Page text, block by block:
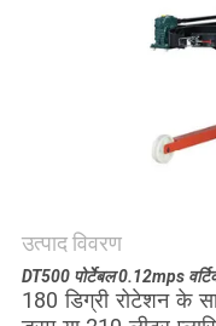
उत्पाद विवरण
DT500 पोर्टेबल 0.12mps
180 डिग्री रोटेशन के